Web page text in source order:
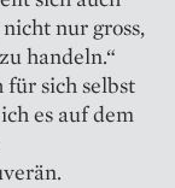
nur gross,
handeln.“
für sich selbst
es auf dem